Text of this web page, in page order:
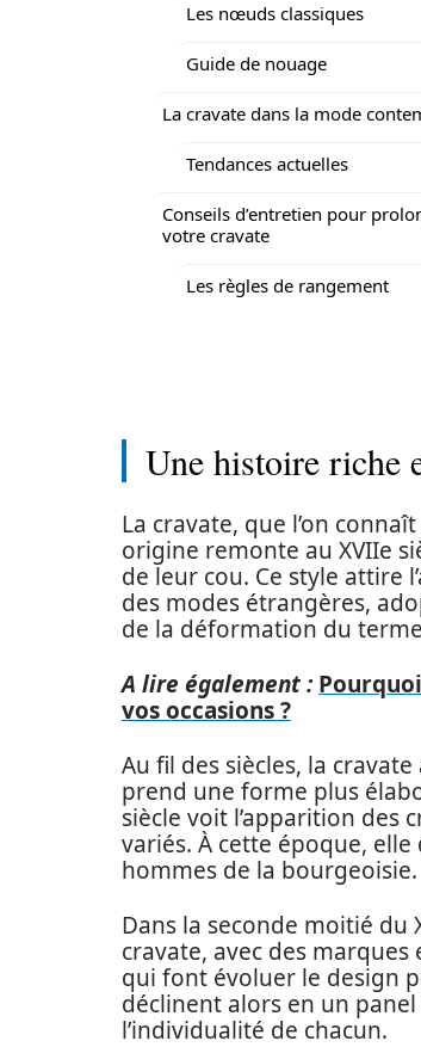
Les nœuds classiques
Guide de nouage
La cravate dans la mode
Tendances actuelles
Conseils d’entretien pour
votre cravate
Les règles de rangement
Une histoire riche
La cravate, que l’on
origine remonte au XVIIe
de leur cou. Ce style attire
des modes étrangères,
de la déformation du
A lire également :
vos occasions ?
Au fil des siècles, la
prend une forme plus
siècle voit l’apparition des
variés. À cette époque,
hommes de la bourgeoisie.
Dans la seconde moitié du
cravate, avec des
qui font évoluer le design
déclinent alors en un
l’individualité de chacun.